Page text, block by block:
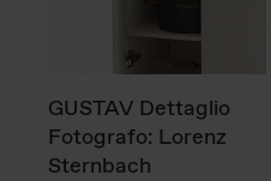
GUSTAV Dettaglio
Fotografo: Lorenz
Sternbach